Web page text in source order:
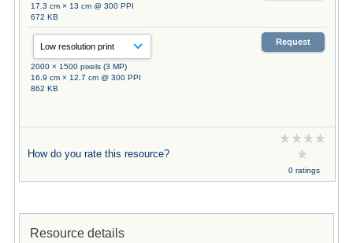
17.3 cm × 13 cm @ 300 PPI
672 KB
2000 × 1500 pixels (3 MP)
16.9 cm × 12.7 cm @ 300 PPI
862 KB
Request
How do you rate this resource?
0 ratings
Resource details